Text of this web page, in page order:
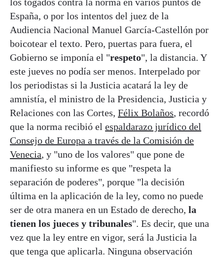
España, o por los intentos del juez de la
Audiencia Nacional Manuel García-Castellón por
boicotear el texto. Pero, puertas para fuera, el
Gobierno se imponía el "respeto", la distancia. Y
este jueves no podía ser menos. Interpelado por
los periodistas si la Justicia acatará la ley de
amnistía, el ministro de la Presidencia, Justicia y
Relaciones con las Cortes, Félix Bolaños, recordó
que la norma recibió el espaldarazo jurídico del
Consejo de Europa a través de la Comisión de
Venecia, y "uno de los valores" que pone de
manifiesto su informe es que "respeta la
separación de poderes", porque "la decisión
última en la aplicación de la ley, como no puede
ser de otra manera en un Estado de derecho, la
tienen los jueces y tribunales". Es decir, que una
vez que la ley entre en vigor, será la Justicia la
que tenga que aplicarla. Ninguna observación